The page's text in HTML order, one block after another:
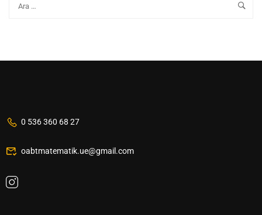
0 536 360 68 27
oabtmatematik.ue@gmail.com